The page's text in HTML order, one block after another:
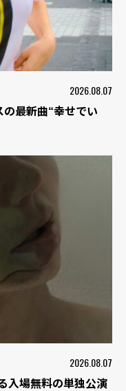
2026.08.07
最新曲“幸せでい
2026.08.07
入場無料の単独公演